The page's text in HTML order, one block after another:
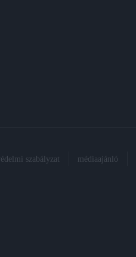
szabályzat médiaajánló